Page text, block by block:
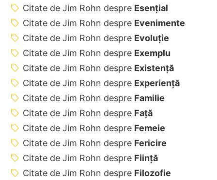
Citate de Jim Rohn despre Esențial
Citate de Jim Rohn despre Evenimente
Citate de Jim Rohn despre Evoluție
Citate de Jim Rohn despre Exemplu
Citate de Jim Rohn despre Existență
Citate de Jim Rohn despre Experiență
Citate de Jim Rohn despre Familie
Citate de Jim Rohn despre Față
Citate de Jim Rohn despre Femeie
Citate de Jim Rohn despre Fericire
Citate de Jim Rohn despre Ființă
Citate de Jim Rohn despre Filozofie